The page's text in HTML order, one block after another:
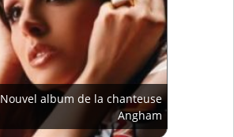
Nouvel album de la chanteuse
Angham